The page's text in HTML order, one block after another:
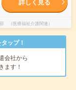
詳しく見る
（医療福祉介護関連）
ップ！
会社から
ます！